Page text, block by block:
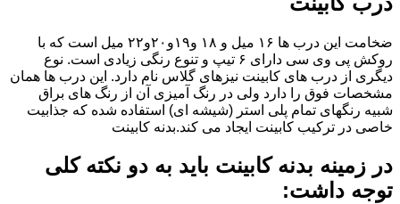
ضخامت این درب ها ۱۶ میل و ۱۸ و١٩و٢٠و٢٢ میل است که با
روکش پی وی سی دارای ۶ تیپ و تنوع رنگی زیادی است. نوع
دیگری از درب های کابینت نیزهای گلاس نام دارد. این درب ها همان
مشخصات فوق را دارد ولی در رنگ آمیزی آن از رنگ های براق
شبیه رنگهای تمام پلی استر (شیشه ای) استفاده شده که جذابیت
خاصی در ترکیب کابینت ایجاد می کند.بدنه کابینت
در زمینه بدنه کابینت باید به دو نکته کلی
توجه داشت: